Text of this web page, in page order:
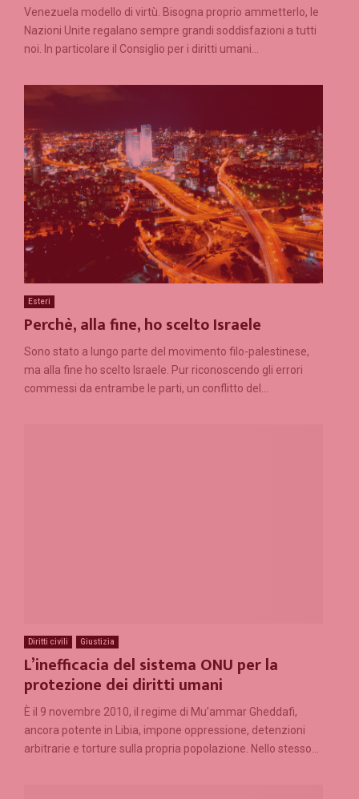
Venezuela modello di virtù. Bisogna proprio ammetterlo, le
Nazioni Unite regalano sempre grandi soddisfazioni a tutti
noi. In particolare il Consiglio per i diritti umani...
Esteri
Perchè, alla fine, ho scelto Israele
Sono stato a lungo parte del movimento filo-palestinese,
ma alla fine ho scelto Israele. Pur riconoscendo gli errori
commessi da entrambe le parti, un conflitto del...
Diritti civili Giustizia
L’inefficacia del sistema ONU per la
protezione dei diritti umani
È il 9 novembre 2010, il regime di Mu’ammar Gheddafi,
ancora potente in Libia, impone oppressione, detenzioni
arbitrarie e torture sulla propria popolazione. Nello stesso...